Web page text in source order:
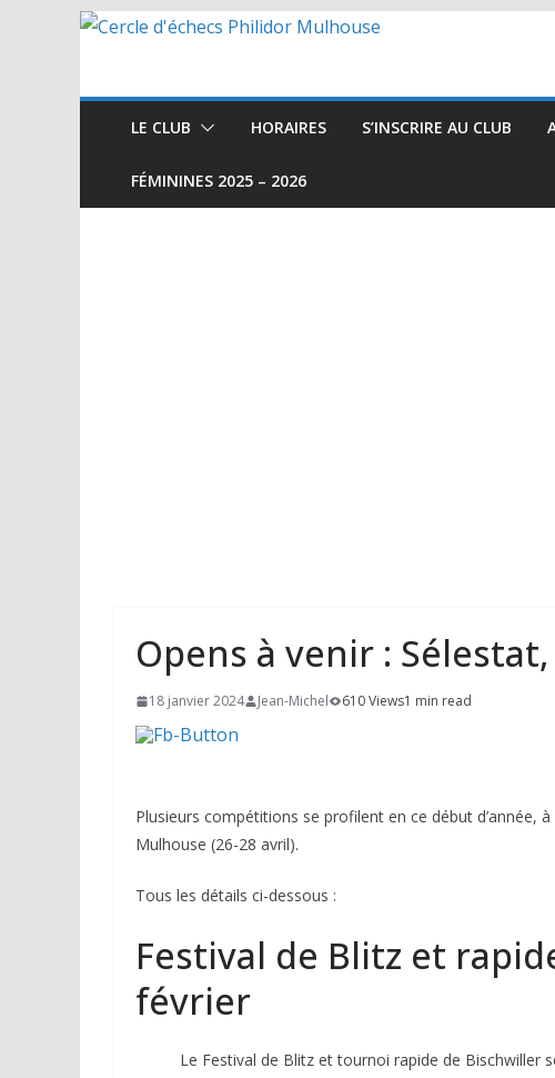
Passer
LE CLUB HORAIRES S’INSCRIRE AU CLUB
FÉMININES 2025 – 2026
Opens à venir :
18 janvier 2024 Jean-Michel 610 Views1 min read
Plusieurs compétitions se profilent en ce début d’année,
Mulhouse (26-28 avril).
Tous les détails ci-dessous :
Festival de Blitz et
février
Le Festival de Blitz et tournoi rapide de Bischwiller